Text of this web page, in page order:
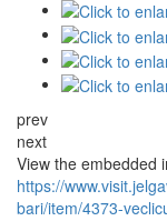
prev
next
View the embedded
https://
bari/item/4373-